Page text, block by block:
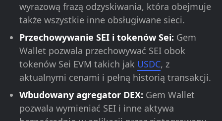
wyrazową frazą odzyskiwania, która obejmuje
także wszystkie inne obsługiwane sieci.
Przechowywanie SEI i tokenów Sei: Gem
Wallet pozwala przechowywać SEI obok
tokenów Sei EVM takich jak USDC, z
aktualnymi cenami i pełną historią transakcji.
Wbudowany agregator DEX: Gem Wallet
pozwala wymieniać SEI i inne aktywa